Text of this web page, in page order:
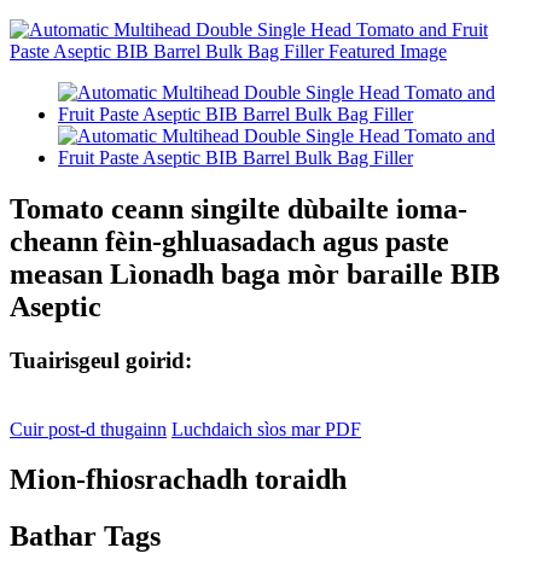
Tomato ceann singilte dùbailte ioma-
cheann fèin-ghluasadach agus paste
measan Lìonadh baga mòr baraille BIB
Aseptic
Tuairisgeul goirid:
Cuir post-d thugainn Luchdaich sìos mar PDF
Mion-fhiosrachadh toraidh
Bathar Tags